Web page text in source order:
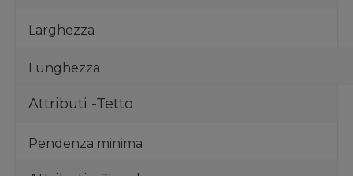
Larghezza
Lunghezza
Attributi -Tetto
Pendenza minima